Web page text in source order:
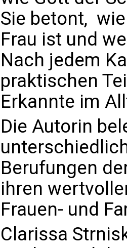
Sie betont,
Frau ist und
Nach jedem
praktischen
Erkannte im
Die Autorin
Berufungen
ihren
Frauen- und
Clarissa